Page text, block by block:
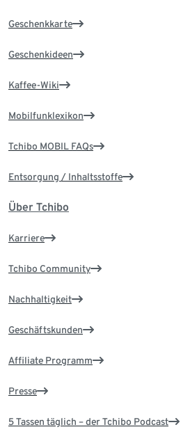
Geschenkkarte
Geschenkideen
Kaffee-Wiki
Mobilfunklexikon
Tchibo MOBIL FAQs
Entsorgung / Inhaltsstoffe
Über Tchibo
Karriere
Tchibo Community
Nachhaltigkeit
Geschäftskunden
Affiliate Programm
Presse
5 Tassen täglich – der Tchibo Podcast